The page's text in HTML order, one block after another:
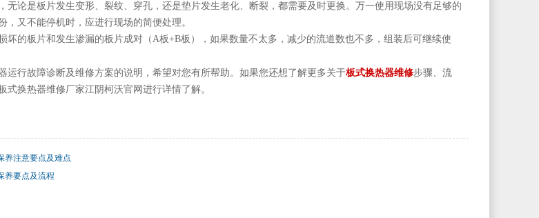
无论是板片发生变形、裂纹、穿孔，还是垫片发生老化、断裂，都需要及时更换。万一使用现场没有足够的
，又不能停机时，应进行现场的简便处理。
坏的板片和发生渗漏的板片成对（A板+B板），如果数量不太多，减少的流道数也不多，组装后可继续使
运行故障诊断及维修方案的说明，希望对您有所帮助。如果您还想了解更多关于板式换热器维修步骤、流
式换热器维修厂家江阴柯沃官网进行详情了解。
养注意要点及难点
养要点及流程